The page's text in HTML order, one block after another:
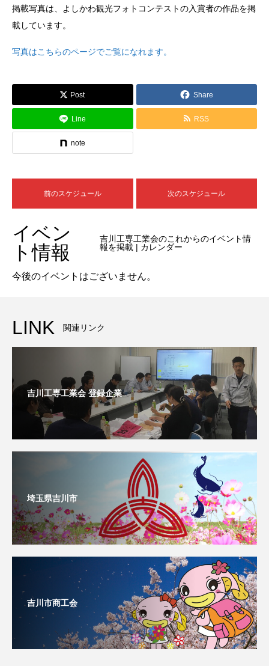
掲載写真は、よしかわ観光フォトコンテストの入賞者の作品を掲
載しています。
写真はこちらのページでご覧になれます。
Post Share
Line RSS
note
前のスケジュール 次のスケジュール
イベン
ト情報
吉川工専工業会のこれからのイベント情
報を掲載 | カレンダー
今後のイベントはございません。
LINK 関連リンク
吉川工専工業会 登録企業
埼玉県吉川市
吉川市商工会